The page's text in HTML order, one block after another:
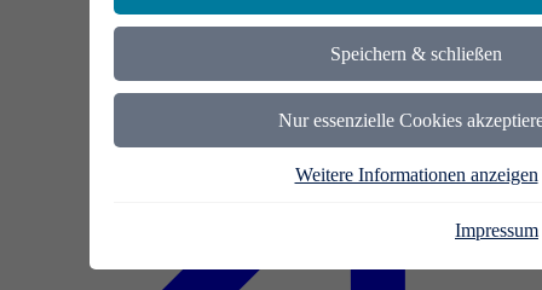
Speichern & schließen
Nur essenzielle Cookies
Weitere Informationen anzeigen
Impressum